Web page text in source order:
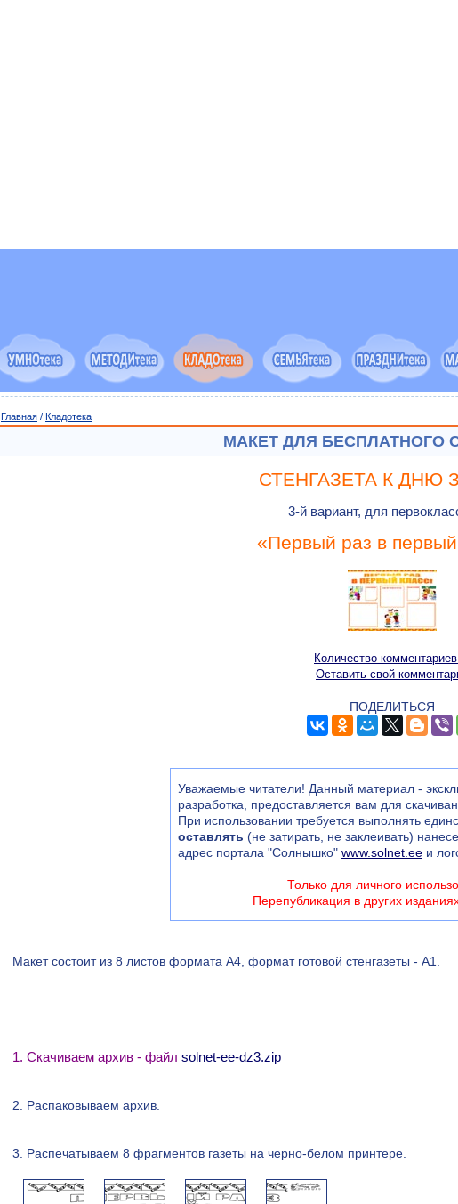
Главная / Кладотека
МАКЕТ ДЛЯ БЕСПЛАТНОГО
СТЕНГАЗЕТА К ДНЮ
3-й вариант, для
«Первый раз в
Количество
Оставить свой
ПОДЕЛИТЬСЯ
Уважаемые читатели! Данный материал -
разработка, предоставляется вам для
При использовании требуется выполнять
оставлять (не затирать, не заклеивать)
адрес портала "Солнышко" www.solnet.ee и
Только для личного
Перепубликация в других
Макет состоит из 8 листов формата А4, формат готовой стенгазеты - А1.
1. Скачиваем архив - файл solnet-ee-dz3.zip
2. Распаковываем архив.
3. Распечатываем 8 фрагментов газеты на черно-белом принтере.